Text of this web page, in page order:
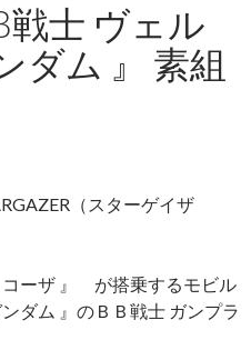
戦士 ヴェル
ダム 』 素組
（スターゲイザ
コーザ 』 が搭乗するモビル
ダム 』のＢＢ戦士 ガンプラ